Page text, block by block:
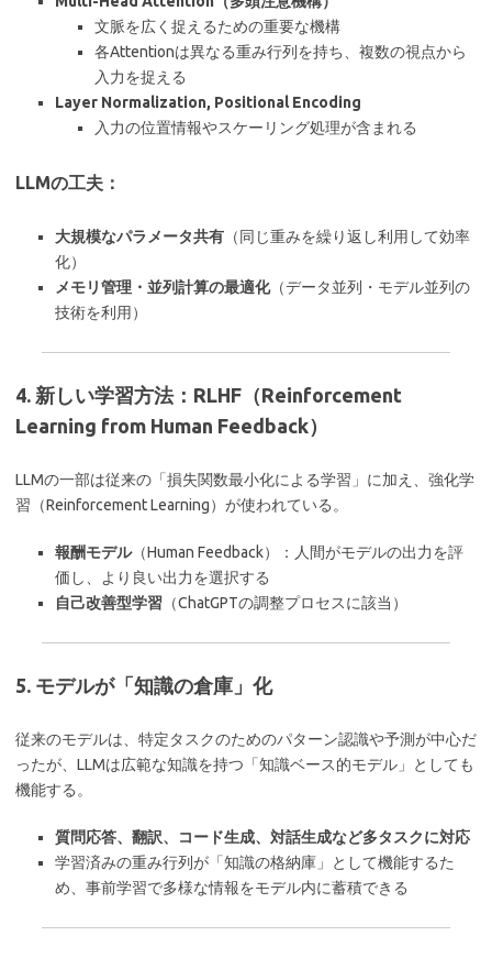
文脈を広く捉えるための重要な機構
各Attentionは異なる重み行列を持ち、複数の視点から
入力を捉える
Layer Normalization, Positional Encoding
入力の位置情報やスケーリング処理が含まれる
LLMの工夫：
大規模なパラメータ共有 （同じ重みを繰り返し利用して効率
化）
メモリ管理・並列計算の最適化（データ並列・モデル並列の
技術を利用）
4. 新しい学習方法：RLHF（Reinforcement
Learning from Human Feedback）
LLMの一部は従来の「損失関数最小化による学習」に加え、強化学
習（Reinforcement Learning）が使われている。
報酬モデル（Human Feedback）：人間がモデルの出力を評
価し、より良い出力を選択する
自己改善型学習 （ChatGPTの調整プロセスに該当）
5. モデルが「知識の倉庫」化
従来のモデルは、特定タスクのためのパターン認識や予測が中心だ
ったが、LLMは広範な知識を持つ「知識ベース的モデル」としても
機能する。
質問応答、翻訳、コード生成、対話生成など多タスクに対応
学習済みの重み行列が「知識の格納庫」として機能するた
め、事前学習で多様な情報をモデル内に蓄積できる